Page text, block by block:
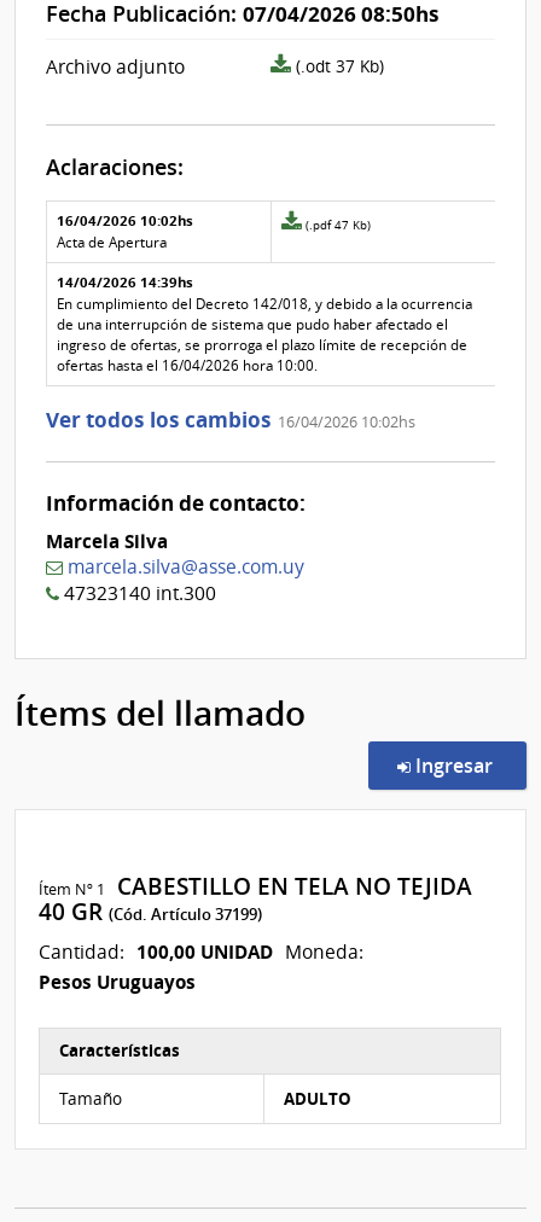
Fecha Publicación: 07/04/2026 08:50hs
Archivo adjunto
archivo
(.odt 37 Kb)
Aclaraciones:
Aclaraciones del llamado
Fecha y
texto de
la
aclaración
Archivo
de la
aclaración
16/04/2026 10:02hs
Acta de Apertura
Archivo
de
aclaración
Nº
1
(.pdf 47 Kb)
14/04/2026 14:39hs
En cumplimiento del Decreto 142/018, y debido a la ocurrencia
de una interrupción de sistema que pudo haber afectado el
ingreso de ofertas, se prorroga el plazo límite de recepción de
ofertas hasta el 16/04/2026 hora 10:00.
Ver todos los cambios 16/04/2026 10:02hs
Información de contacto:
Marcela Silva
marcela.silva@asse.com.uy
47323140 int.300
Ítems del llamado
Ingresar
Ítem Nº 1
CABESTILLO EN TELA NO TEJIDA
40 GR(Cód. Artículo 37199)
Cantidad: 100,00 UNIDAD Moneda:
Pesos Uruguayos
Características
Tamaño ADULTO